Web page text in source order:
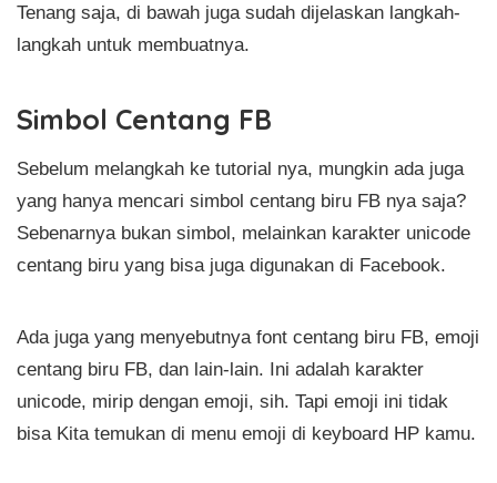
Tenang saja, di bawah juga sudah dijelaskan langkah-
langkah untuk membuatnya.
Simbol Centang FB
Sebelum melangkah ke tutorial nya, mungkin ada juga
yang hanya mencari simbol centang biru FB nya saja?
Sebenarnya bukan simbol, melainkan karakter unicode
centang biru yang bisa juga digunakan di Facebook.
Ada juga yang menyebutnya font centang biru FB, emoji
centang biru FB, dan lain-lain. Ini adalah karakter
unicode, mirip dengan emoji, sih. Tapi emoji ini tidak
bisa Kita temukan di menu emoji di keyboard HP kamu.